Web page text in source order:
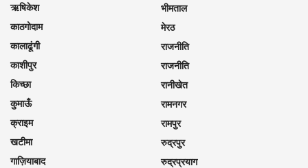
ऋषिकेश
काठगोदाम
कालाढूंगी
काशीपुर
किच्छा
कुमाऊँ
क्राइम
खटीमा
गाज़ियाबाद
भीमताल
मेरठ
राजनीति
राजनीति
रानीखेत
रामनगर
रामपुर
रुद्रपुर
रुद्रप्रयाग